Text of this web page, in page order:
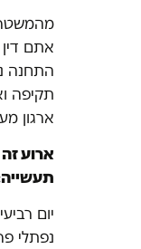
אתם
התחנה
תקיפה
ארגון
ארוע
נפתלי